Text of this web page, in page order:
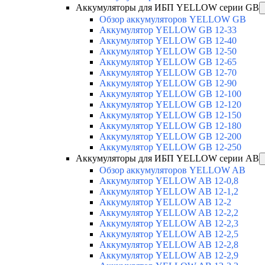
Аккумуляторы для ИБП YELLOW серии GB
Обзор аккумуляторов YELLOW GB
Аккумулятор YELLOW GB 12-33
Аккумулятор YELLOW GB 12-40
Аккумулятор YELLOW GB 12-50
Аккумулятор YELLOW GB 12-65
Аккумулятор YELLOW GB 12-70
Аккумулятор YELLOW GB 12-90
Аккумулятор YELLOW GB 12-100
Аккумулятор YELLOW GB 12-120
Аккумулятор YELLOW GB 12-150
Аккумулятор YELLOW GB 12-180
Аккумулятор YELLOW GB 12-200
Аккумулятор YELLOW GB 12-250
Аккумуляторы для ИБП YELLOW серии AB
Обзор аккумуляторов YELLOW AB
Аккумулятор YELLOW AB 12-0,8
Аккумулятор YELLOW AB 12-1,2
Аккумулятор YELLOW AB 12-2
Аккумулятор YELLOW AB 12-2,2
Аккумулятор YELLOW AB 12-2,3
Аккумулятор YELLOW AB 12-2,5
Аккумулятор YELLOW AB 12-2,8
Аккумулятор YELLOW AB 12-2,9